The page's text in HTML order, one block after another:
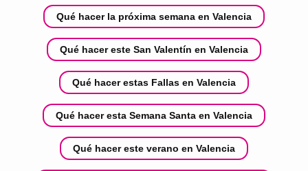
Qué hacer la próxima semana en Valencia
Qué hacer este San Valentín en Valencia
Qué hacer estas Fallas en Valencia
Qué hacer esta Semana Santa en Valencia
Qué hacer este verano en Valencia